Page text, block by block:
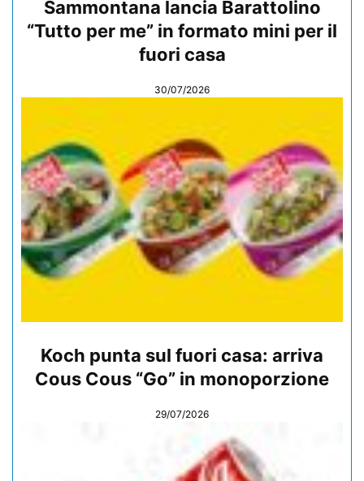
Sammontana lancia Barattolino
“Tutto per me” in formato mini per il
fuori casa
30/07/2026
Koch punta sul fuori casa: arriva
Cous Cous “Go” in monoporzione
29/07/2026